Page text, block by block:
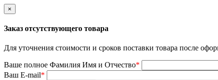
×
Заказ отсутствующего товара
Для уточнения стоимости и сроков поставки товара после
Ваше полное Фамилия Имя и Отчество*
Ваш E-mail*